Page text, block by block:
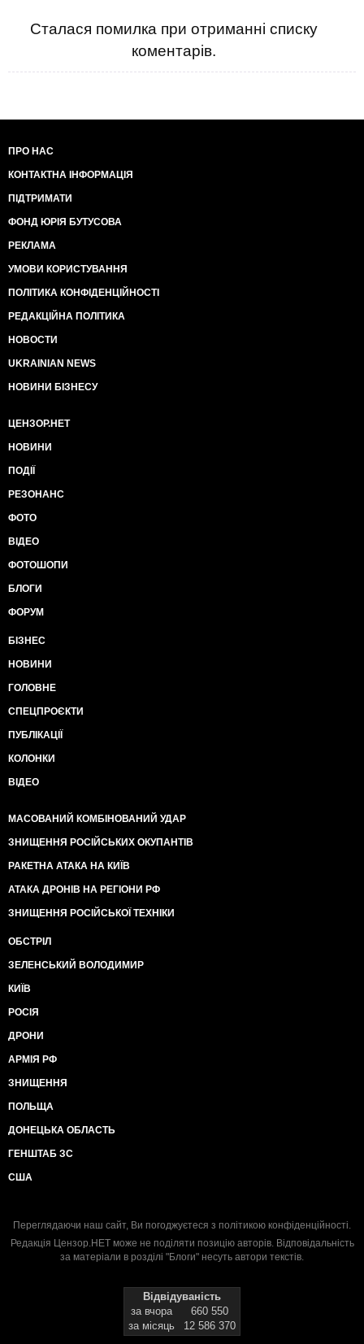
Сталася помилка при отриманні списку
коментарів.
ПРО НАС
КОНТАКТНА ІНФОРМАЦІЯ
ПІДТРИМАТИ
ФОНД ЮРІЯ БУТУСОВА
РЕКЛАМА
УМОВИ КОРИСТУВАННЯ
ПОЛІТИКА КОНФІДЕНЦІЙНОСТІ
РЕДАКЦІЙНА ПОЛІТИКА
НОВОСТИ
UKRAINIAN NEWS
НОВИНИ БІЗНЕСУ
ЦЕНЗОР.НЕТ
НОВИНИ
ПОДІЇ
РЕЗОНАНС
ФОТО
ВІДЕО
ФОТОШОПИ
БЛОГИ
ФОРУМ
БІЗНЕС
НОВИНИ
ГОЛОВНЕ
СПЕЦПРОЄКТИ
ПУБЛІКАЦІЇ
КОЛОНКИ
ВІДЕО
МАСОВАНИЙ КОМБІНОВАНИЙ УДАР
ЗНИЩЕННЯ РОСІЙСЬКИХ ОКУПАНТІВ
РАКЕТНА АТАКА НА КИЇВ
АТАКА ДРОНІВ НА РЕГІОНИ РФ
ЗНИЩЕННЯ РОСІЙСЬКОЇ ТЕХНІКИ
ОБСТРІЛ
ЗЕЛЕНСЬКИЙ ВОЛОДИМИР
КИЇВ
РОСІЯ
ДРОНИ
АРМІЯ РФ
ЗНИЩЕННЯ
ПОЛЬЩА
ДОНЕЦЬКА ОБЛАСТЬ
ГЕНШТАБ ЗС
США
Переглядаючи наш сайт, Ви погоджуєтеся з політикою конфіденційності.
Редакція Цензор.НЕТ може не поділяти позицію авторів. Відповідальність
за матеріали в розділі "Блоги" несуть автори текстів.
Відвідуваність
за вчора
660 550
за місяць
12 586 370